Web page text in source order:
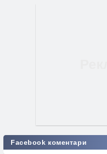
Facebook коментари